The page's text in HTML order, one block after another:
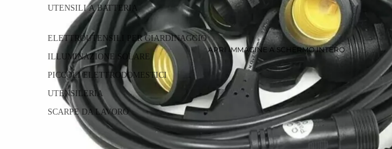
UTENSILI A BATTERIA
ELETTROUTENSILI PER GIARDINAGGIO
ILLUMINAZIONE SOLARE
PICCOLI ELETTRODOMESTICI
UTENSILERIA
SCARPE DA LAVORO
APRI IMMAGINE A SCHERMO INTERO